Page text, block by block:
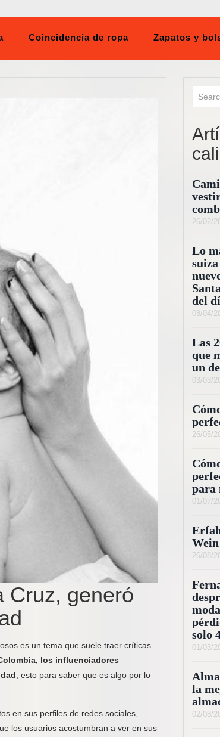
Coincidencia de ropa Zapatos y
Cruz, generó
es un tema que suele traer críticas
los influenciadores
, esto para saber que es algo por lo
en sus perfiles de redes sociales,
los usuarios acostumbran a ver en sus
26/02/
Lo
del
08/04/
Las
que
un
03/03/
26/05/
para
01/07/
Wein
26/08/
solo
01/03/
la
02/08/